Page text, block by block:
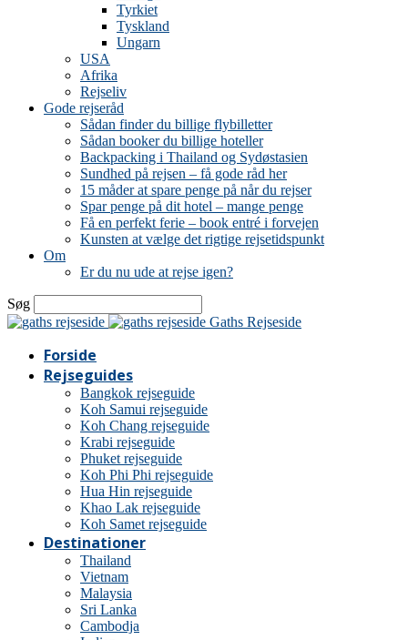
Tyrkiet
Tyskland
Ungarn
USA
Afrika
Rejseliv
Gode rejseråd
Sådan finder du billige flybilletter
Sådan booker du billige hoteller
Backpacking i Thailand og Sydøstasien
Sundhed på rejsen – få gode råd her
15 måder at spare penge på når du rejser
Spar penge på dit hotel – mange penge
Få en perfekt ferie – book entré i forvejen
Kunsten at vælge det rigtige rejsetidspunkt
Om
Er du nu ude at rejse igen?
Søg
Gaths Rejseside
Forside
Rejseguides
Bangkok rejseguide
Koh Samui rejseguide
Koh Chang rejseguide
Krabi rejseguide
Phuket rejseguide
Koh Phi Phi rejseguide
Hua Hin rejseguide
Khao Lak rejseguide
Koh Samet rejseguide
Destinationer
Thailand
Vietnam
Malaysia
Sri Lanka
Cambodja